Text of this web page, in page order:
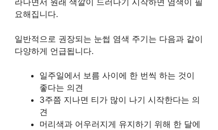
라나면서 원래 색깔이 드러나기 시작하면 염색이 필
요해집니다.
일반적으로 권장되는 눈썹 염색 주기는 다음과 같이
다양하게 언급됩니다.
일주일에서 보름 사이에 한 번씩 하는 것이
좋다는 의견
3주쯤 지나면 티가 많이 나기 시작한다는 의
견
머리색과 어우러지게 유지하기 위해 한 달에